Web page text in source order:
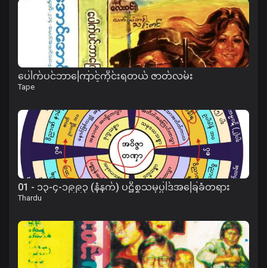
ပေါက်ပင်ဘာကြောင့်ကိုင်းရတယ် ဇာတ်လမ်း
Tape
01 - ၁၃-၄-၁၉၉၃ (နံနက်) ပဋိစ္စသမုပ္ပါဒ်အခြေခံတရား
Thardu